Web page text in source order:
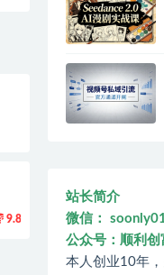
9.8
站长简介
微信：
公众号：顺利创
本人创业10年